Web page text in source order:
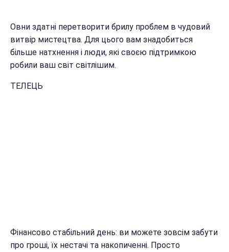
Овни здатні перетворити брилу проблем в чудовий
витвір мистецтва. Для цього вам знадобиться
більше натхнення і люди, які своєю підтримкою
робили ваш світ світлішим.
ТЕЛЕЦЬ
Фінансово стабільний день: ви можете зовсім забути
про гроші, їх нестачі та накопиченні. Просто